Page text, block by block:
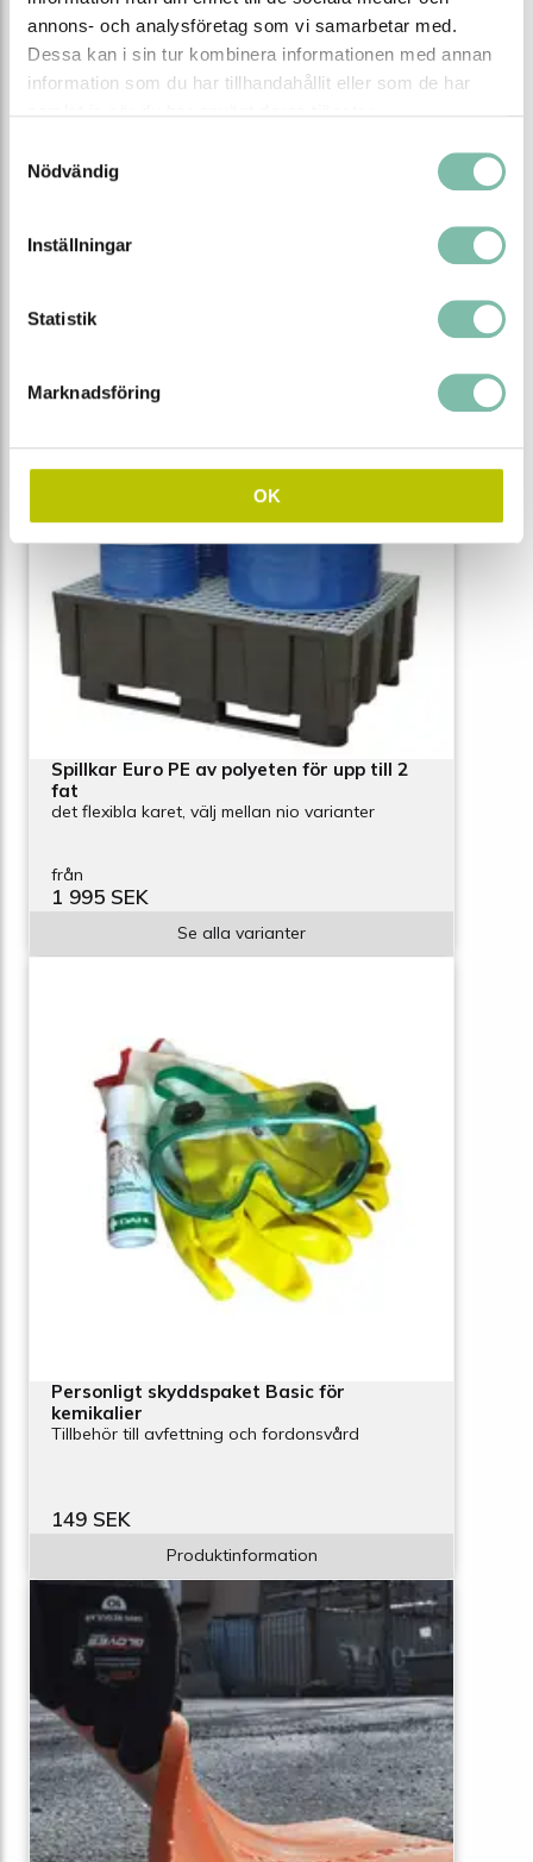
annons- och analysföretag som vi samarbetar med.
Dessa kan i sin tur kombinera informationen med annan
information som du har tillhandahållit eller som de har
Nödvändig
Inställningar
Statistik
Marknadsföring
OK
bärhandtag
från
Spillkar Euro PE av polyeten för upp till 2
fat
det flexibla karet, välj mellan nio varianter
från
1 995 SEK
Se alla varianter
Personligt skyddspaket Basic för
kemikalier
Tillbehör till avfettning och fordonsvård
149 SEK
Produktinformation